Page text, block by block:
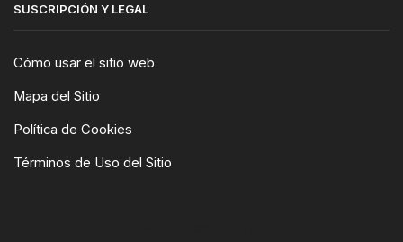
SUSCRIPCIÓN Y LEGAL
Cómo usar el sitio web
Mapa del Sitio
Política de Cookies
Términos de Uso del Sitio